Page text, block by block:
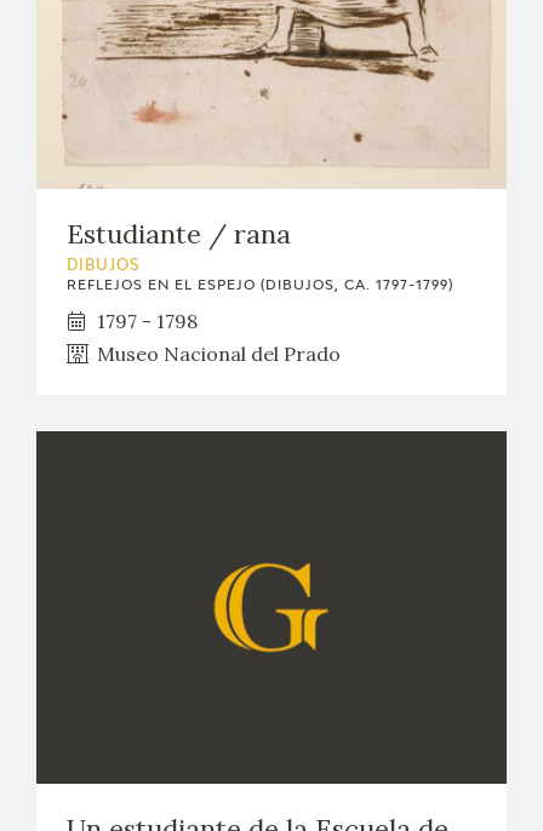
Estudiante / rana
DIBUJOS
REFLEJOS EN EL ESPEJO (DIBUJOS, CA. 1797-1799)
1797 - 1798
Museo Nacional del Prado